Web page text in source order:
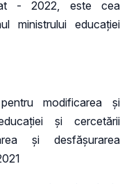
- 2022, este cea
ministrului educaţiei
modificarea și
și cercetării
și desfășurarea